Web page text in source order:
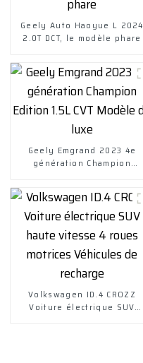
Geely Auto Haoyue L 2024
2.0T DCT, le modèle phare
Geely Emgrand 2023 4e
génération Champion
Volkswagen ID.4 CROZZ
Voiture électrique SUV